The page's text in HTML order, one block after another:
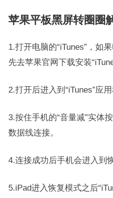
苹果平板黑屏转圈圈
1.打开电脑的“iTunes”，如
先去苹果官网下载安装
2.打开后进入到“iTunes”应
3.按住手机的“音量减”实体
数据线连接。
4.连接成功后手机会进入到
5.iPad进入恢复模式之后